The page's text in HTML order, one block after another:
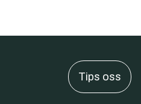
Tips oss